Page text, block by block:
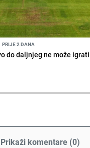
PRIJE 2 DANA
do daljnjeg ne može igrati
Prikaži komentare (0)